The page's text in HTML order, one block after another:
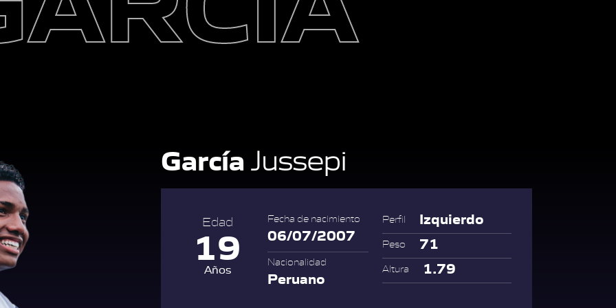
García Jussepi
Edad
19
Años
Fecha de nacimiento
06/07/2007
Nacionalidad
Peruano
Perfil Izquierdo
Peso 71
Altura 1.79